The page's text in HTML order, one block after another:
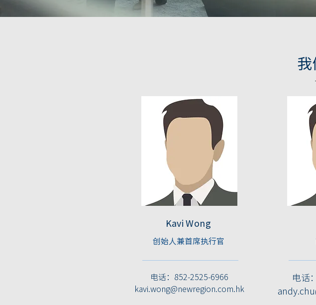
我
Kavi Wong
创始人兼首席执行官
电话：852-2525-6966
kavi.wong@newregion.com.hk
电话